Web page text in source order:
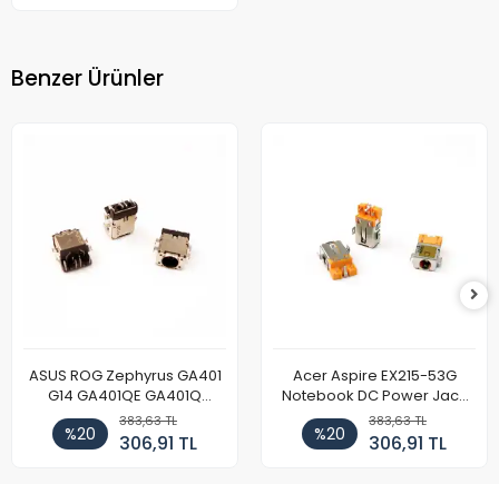
Benzer Ürünler
ASUS ROG Zephyrus GA401
G14 GA401QE GA401Q
GA402 GA402R GA402RK
HQ058T GA503QR GA503QS
GA503QM GA503QE GX650
%20
383,63 TL
306,91 TL
Acer Aspire EX215-53G
Notebook DC Power Jack
Soket
%20
383,63 TL
306,91 TL